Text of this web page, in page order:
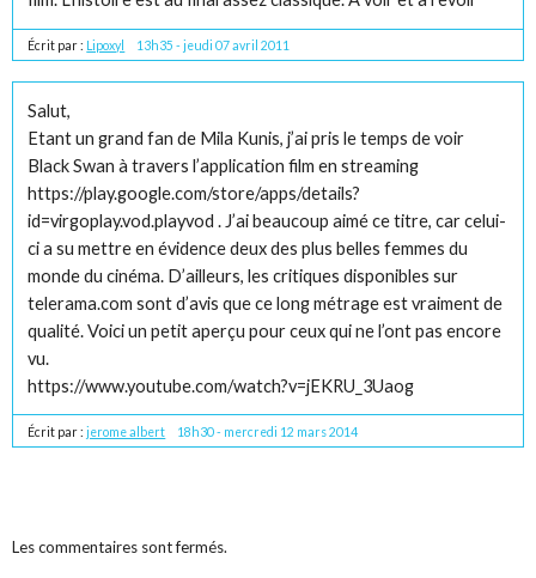
Écrit par : Lipoxyl 13h35 - jeudi 07 avril 2011
Salut,
Etant un grand fan de Mila Kunis, j’ai pris le temps de voir
Black Swan à travers l’application film en streaming
https://play.google.com/store/apps/details?
id=virgoplay.vod.playvod . J’ai beaucoup aimé ce titre, car celui-
ci a su mettre en évidence deux des plus belles femmes du
monde du cinéma. D’ailleurs, les critiques disponibles sur
telerama.com sont d’avis que ce long métrage est vraiment de
qualité. Voici un petit aperçu pour ceux qui ne l’ont pas encore
vu.
https://www.youtube.com/watch?v=jEKRU_3Uaog
Écrit par :jerome albert 18h30- mercredi 12 mars 2014
Les commentaires sont fermés.